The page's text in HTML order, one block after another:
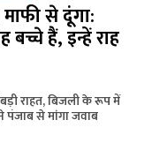
से दूंगा:
हैं, इन्हें राह
राहत, बिजली के रूप में
पंजाब से मांगा जवाब